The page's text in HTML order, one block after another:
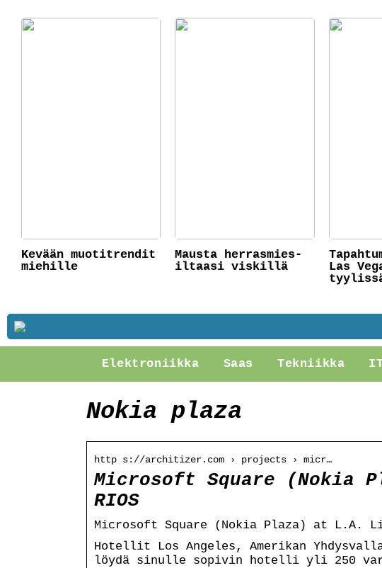
Kevään muotitrendit
miehille
Mausta herrasmies-
iltaasi viskillä
Las
Elektroniikka Saas Tekniikka
Nokia plaza
http s://architizer.com › projects › micr…
Microsoft Square (Nokia
RIOS
Microsoft Square (Nokia Plaza) at L.A.
Hotellit Los Angeles, Amerikan
löydä sinulle sopivin hotelli yli 250